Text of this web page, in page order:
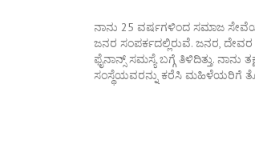
ನಾನು 25 ವರ್ಷಗಳಿಂದ ಸಮಾಜ
ಜನರ ಸಂಪರ್ಕದಲ್ಲಿರುವೆ. ಜನರ,
ಫೈನಾನ್ಸ್ ಸಮಸ್ಯೆ ಬಗ್ಗೆ ತಿಳಿದಿತ್ತು.
ಸಂಸ್ಥೆಯವರನ್ನು ಕರೆಸಿ ಮಹಿಳೆಯರಿಗೆ